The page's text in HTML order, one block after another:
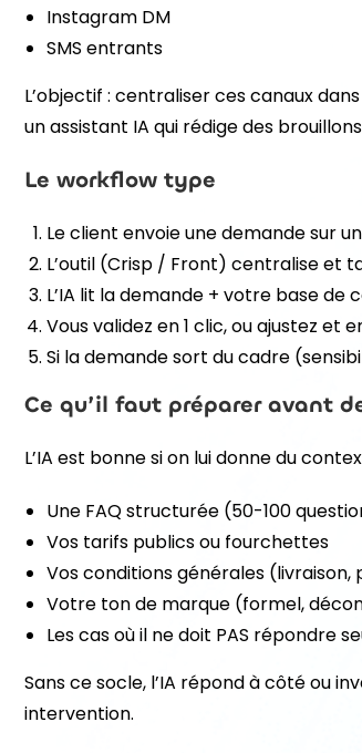
Instagram DM
SMS entrants
L’objectif : centraliser ces canaux
un assistant IA qui rédige des
Le workflow type
Le client envoie une demande sur
L’outil (Crisp / Front) centralise et
L’IA lit la demande + votre base
Vous validez en 1 clic, ou ajustez et
Si la demande sort du cadre
Ce qu’il faut préparer avant
L’IA est bonne si on lui donne du
Une FAQ structurée (50-100
Vos tarifs publics ou fourchettes
Vos conditions générales
Votre ton de marque (formel,
Les cas où il ne doit PAS répondre
Sans ce socle, l’IA répond à côté ou
intervention.